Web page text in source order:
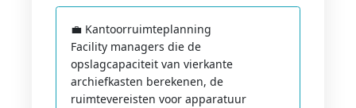
💼 Kantoorruimteplanning
Facility managers die de
opslagcapaciteit van vierkante
archiefkasten berekenen, de
ruimtevereisten voor apparatuur